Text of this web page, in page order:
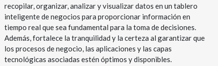
recopilar, organizar, analizar y visualizar datos en un tablero
inteligente de negocios para proporcionar información en
tiempo real que sea fundamental para la toma de decisiones.
Además, fortalece la tranquilidad y la certeza al garantizar que
los procesos de negocio, las aplicaciones y las capas
tecnológicas asociadas estén óptimos y disponibles.